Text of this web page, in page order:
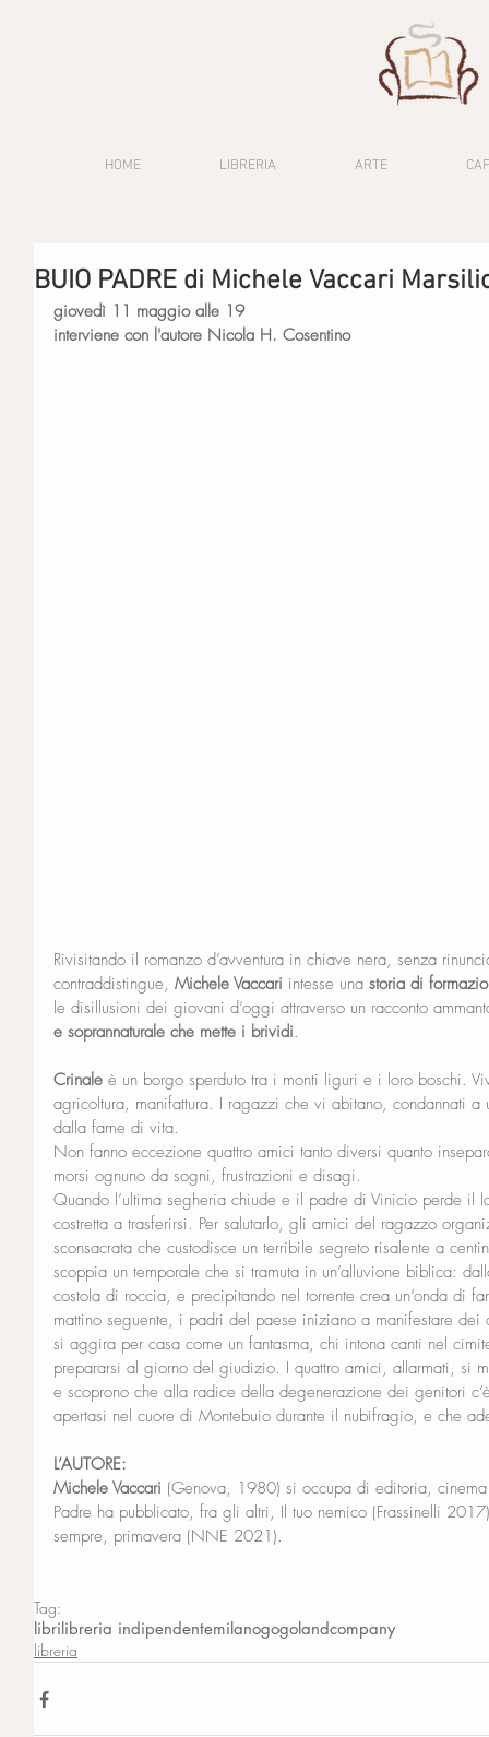
HOME LIBRERIA ARTE
BUIO PADRE di Michele Vaccari
giovedì 11 maggio alle 19
interviene con l'autore Nicola H. Cosentino
Rivisitando il romanzo d’avventura in chiave nera, senza
contraddistingue, Michele Vaccari intesse una storia di
le disillusioni dei giovani d’oggi attraverso un racconto
e soprannaturale che mette i brividi.
Crinale è un borgo sperduto tra i monti liguri e i loro boschi.
agricoltura, manifattura. I ragazzi che vi abitano, condannati
dalla fame di vita.
Non fanno eccezione quattro amici tanto diversi quanto
morsi ognuno da sogni, frustrazioni e disagi.
Quando l’ultima segheria chiude e il padre di Vinicio perde
costretta a trasferirsi. Per salutarlo, gli amici del ragazzo
sconsacrata che custodisce un terribile segreto risalente a
scoppia un temporale che si tramuta in un’alluvione biblica:
costola di roccia, e precipitando nel torrente crea un’onda di
mattino seguente, i padri del paese iniziano a manifestare dei
si aggira per casa come un fantasma, chi intona canti nel
prepararsi al giorno del giudizio. I quattro amici, allarmati, si
e scoprono che alla radice della degenerazione dei genitori
apertasi nel cuore di Montebuio durante il nubifragio, e che
L’AUTORE:
Michele Vaccari (Genova, 1980) si occupa di editoria,
Padre ha pubblicato, fra gli altri, Il tuo nemico (Frassinelli
sempre, primavera (NNE 2021).
Tag:
librilibreria indipendentemilanogogolandcompany
libreria